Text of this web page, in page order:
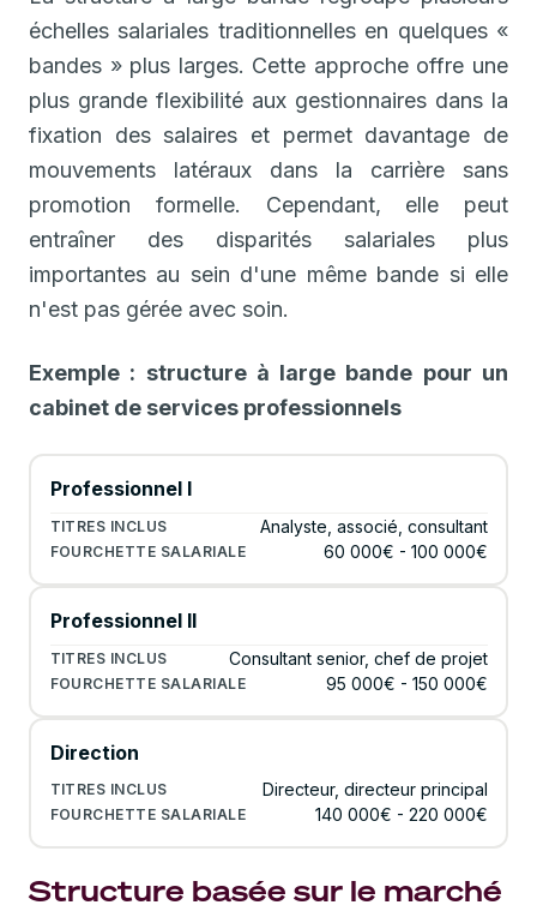
échelles salariales traditionnelles en quelques «
bandes » plus larges. Cette approche offre une
plus grande flexibilité aux gestionnaires dans la
fixation des salaires et permet davantage de
mouvements latéraux dans la carrière sans
promotion formelle. Cependant, elle peut
entraîner des disparités salariales plus
importantes au sein d'une même bande si elle
n'est pas gérée avec soin.
Exemple : structure à large bande pour un
cabinet de services professionnels
Professionnel I
Analyste, associé, consultant
60 000€ - 100 000€
Professionnel II
Consultant senior, chef de projet
95 000€ - 150 000€
Direction
Directeur, directeur principal
140 000€ - 220 000€
Structure basée sur le marché